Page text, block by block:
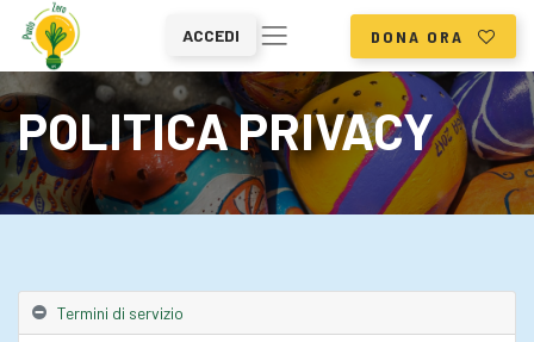
ACCEDI DONA ORA
POLITICA PRIVACY
Termini di servizio